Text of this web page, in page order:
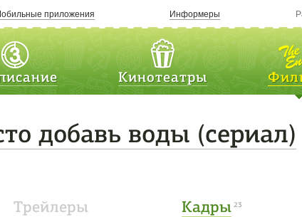
приложения Информеры
Кинотеатры
добавь воды (сериал)
Трейлеры Кадры 23